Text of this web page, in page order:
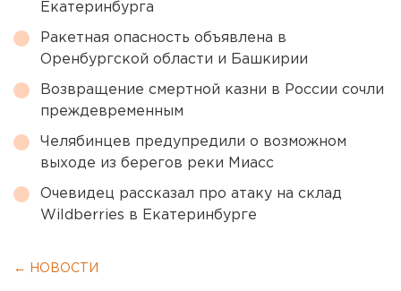
Екатеринбурга
Ракетная опасность объявлена в
Оренбургской области и Башкирии
Возвращение смертной казни в России сочли
преждевременным
Челябинцев предупредили о возможном
выходе из берегов реки Миасс
Очевидец рассказал про атаку на склад
Wildberries в Екатеринбурге
← НОВОСТИ